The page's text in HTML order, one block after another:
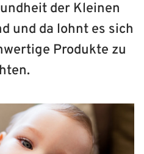
der Kleinen
und da lohnt es sich
Produkte zu